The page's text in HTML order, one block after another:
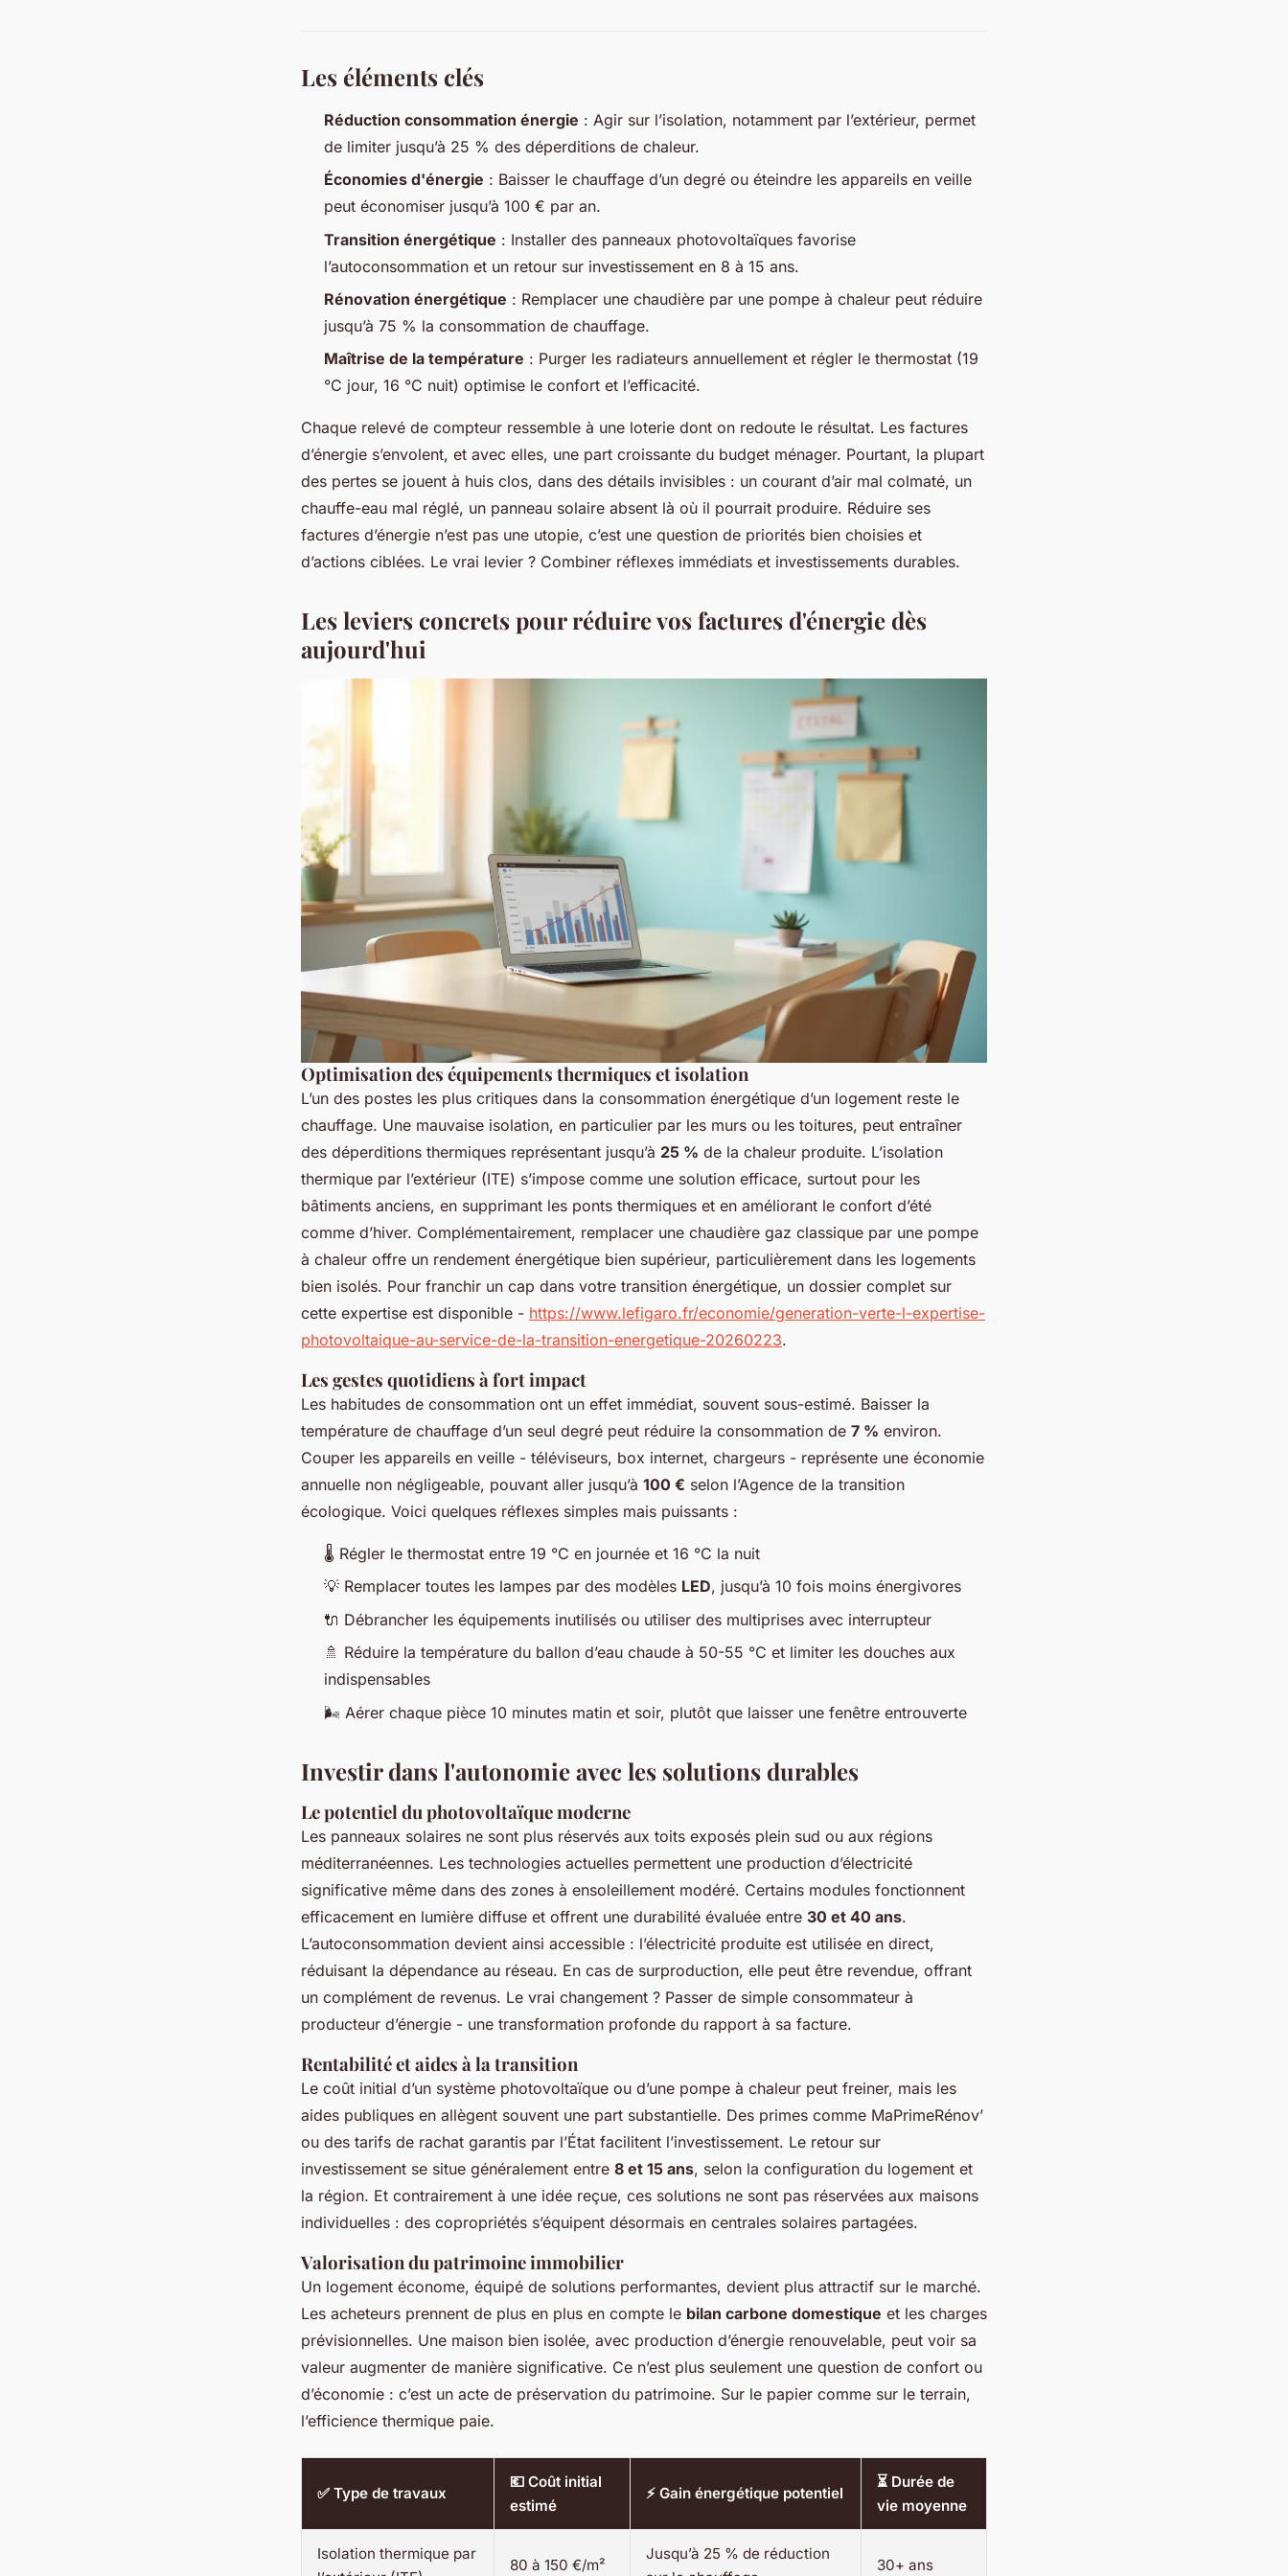
Les éléments clés
Réduction consommation énergie : Agir sur l’isolation, notamment par l’extérieur, permet
de limiter jusqu’à 25 % des déperditions de chaleur.
Économies d'énergie : Baisser le chauffage d’un degré ou éteindre les appareils en veille
peut économiser jusqu’à 100 € par an.
Transition énergétique : Installer des panneaux photovoltaïques favorise
l’autoconsommation et un retour sur investissement en 8 à 15 ans.
Rénovation énergétique : Remplacer une chaudière par une pompe à chaleur peut réduire
jusqu’à 75 % la consommation de chauffage.
Maîtrise de la température : Purger les radiateurs annuellement et régler le thermostat (19
°C jour, 16 °C nuit) optimise le confort et l’efficacité.
Chaque relevé de compteur ressemble à une loterie dont on redoute le résultat. Les factures
d’énergie s’envolent, et avec elles, une part croissante du budget ménager. Pourtant, la plupart
des pertes se jouent à huis clos, dans des détails invisibles : un courant d’air mal colmaté, un
chauffe-eau mal réglé, un panneau solaire absent là où il pourrait produire. Réduire ses
factures d’énergie n’est pas une utopie, c’est une question de priorités bien choisies et
d’actions ciblées. Le vrai levier ? Combiner réflexes immédiats et investissements durables.
Les leviers concrets pour réduire vos factures d'énergie dès
aujourd'hui
Optimisation des équipements thermiques et isolation
L’un des postes les plus critiques dans la consommation énergétique d’un logement reste le
chauffage. Une mauvaise isolation, en particulier par les murs ou les toitures, peut entraîner
des déperditions thermiques représentant jusqu’à 25 % de la chaleur produite. L’isolation
thermique par l’extérieur (ITE) s’impose comme une solution efficace, surtout pour les
bâtiments anciens, en supprimant les ponts thermiques et en améliorant le confort d’été
comme d’hiver. Complémentairement, remplacer une chaudière gaz classique par une pompe
à chaleur offre un rendement énergétique bien supérieur, particulièrement dans les logements
bien isolés. Pour franchir un cap dans votre transition énergétique, un dossier complet sur
cette expertise est disponible - https://www.lefigaro.fr/economie/generation-verte-l-expertise-
photovoltaique-au-service-de-la-transition-energetique-20260223.
Les gestes quotidiens à fort impact
Les habitudes de consommation ont un effet immédiat, souvent sous-estimé. Baisser la
température de chauffage d’un seul degré peut réduire la consommation de 7 % environ.
Couper les appareils en veille - téléviseurs, box internet, chargeurs - représente une économie
annuelle non négligeable, pouvant aller jusqu’à 100 € selon l’Agence de la transition
écologique. Voici quelques réflexes simples mais puissants :
🌡️ Régler le thermostat entre 19 °C en journée et 16 °C la nuit
💡 Remplacer toutes les lampes par des modèles LED, jusqu’à 10 fois moins énergivores
🔌 Débrancher les équipements inutilisés ou utiliser des multiprises avec interrupteur
🚿 Réduire la température du ballon d’eau chaude à 50-55 °C et limiter les douches aux
indispensables
🌬️ Aérer chaque pièce 10 minutes matin et soir, plutôt que laisser une fenêtre entrouverte
Investir dans l'autonomie avec les solutions durables
Le potentiel du photovoltaïque moderne
Les panneaux solaires ne sont plus réservés aux toits exposés plein sud ou aux régions
méditerranéennes. Les technologies actuelles permettent une production d’électricité
significative même dans des zones à ensoleillement modéré. Certains modules fonctionnent
efficacement en lumière diffuse et offrent une durabilité évaluée entre 30 et 40 ans.
L’autoconsommation devient ainsi accessible : l’électricité produite est utilisée en direct,
réduisant la dépendance au réseau. En cas de surproduction, elle peut être revendue, offrant
un complément de revenus. Le vrai changement ? Passer de simple consommateur à
producteur d’énergie - une transformation profonde du rapport à sa facture.
Rentabilité et aides à la transition
Le coût initial d’un système photovoltaïque ou d’une pompe à chaleur peut freiner, mais les
aides publiques en allègent souvent une part substantielle. Des primes comme MaPrimeRénov’
ou des tarifs de rachat garantis par l’État facilitent l’investissement. Le retour sur
investissement se situe généralement entre 8 et 15 ans, selon la configuration du logement et
la région. Et contrairement à une idée reçue, ces solutions ne sont pas réservées aux maisons
individuelles : des copropriétés s’équipent désormais en centrales solaires partagées.
Valorisation du patrimoine immobilier
Un logement économe, équipé de solutions performantes, devient plus attractif sur le marché.
Les acheteurs prennent de plus en plus en compte le bilan carbone domestique et les charges
prévisionnelles. Une maison bien isolée, avec production d’énergie renouvelable, peut voir sa
valeur augmenter de manière significative. Ce n’est plus seulement une question de confort ou
d’économie : c’est un acte de préservation du patrimoine. Sur le papier comme sur le terrain,
l’efficience thermique paie.
✅ Type de travaux
💶 Coût initial
estimé
⚡ Gain énergétique potentiel
⏳ Durée de
vie moyenne
Isolation thermique par
80 à 150 €/m²
Jusqu’à 25 % de réduction
30+ ans